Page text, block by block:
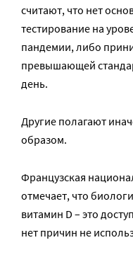
считают, что нет
тестирование на
пандемии, либо
превышающей
день.
Другие полагают
образом.
Французская
отмечает, что
витамин D – это
нет причин не